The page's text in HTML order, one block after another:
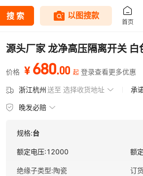
源头厂家 龙净高压隔离开关
价格 ¥ 680.00 起 登录查看更多优惠
浙江杭州送至 选择收货地址 承
晚发必赔
规格:台
额定电压:12000 额
绝缘子类型:陶瓷 订